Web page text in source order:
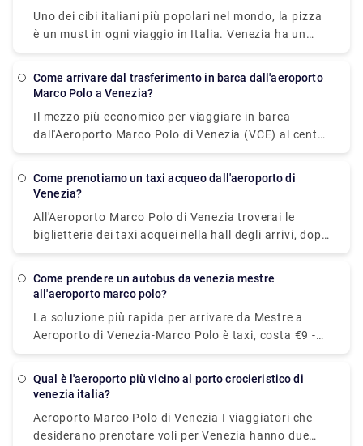
Uno dei cibi italiani più popolari nel mondo, la pizza
è un must in ogni viaggio in Italia. Venezia ha un
certo numero di posti deliziosi dove trovare
uno dei tanti canali. È piuttosto difficile ottenere
davvero magnifica, la migliore del mondo, secondo
molti gente del posto, vai da Di Matteo. Che sia nella
mozzarella di bufala (nel qual caso sarebbe
tecnicamente chiamata pizza Bufalina), la pizza
Margherita è senza dubbio la pizza preferita degli
italiani.
come arrivare dal trasferimento in barca dall'aeroporto
Marco Polo a Venezia?
Il mezzo più economico per viaggiare in barca
dall'Aeroporto Marco Polo di Venezia (VCE) al centro
di Venezia è il vaporetto (Vaporetto) operato da
San Marco è di circa 70 minuti.
Come prenotiamo un taxi acqueo dall'aeroporto di
Venezia?
All'Aeroporto Marco Polo di Venezia troverai le
biglietterie dei taxi acquei nella hall degli arrivi, dopo
aver lasciato il ritiro bagagli. (Cerca i banchi con
acquistato il voucher, lascia il terminal e prendi il
come prendere un autobus da venezia mestre
all'aeroporto marco polo?
La soluzione più rapida per arrivare da Mestre a
Aeroporto di Venezia-Marco Polo è taxi, costa €9 -
€11 e impiega 10 min.
qual è l'aeroporto più vicino al porto crocieristico di
venezia italia?
Aeroporto Marco Polo di Venezia I viaggiatori che
desiderano prenotare voli per Venezia hanno due